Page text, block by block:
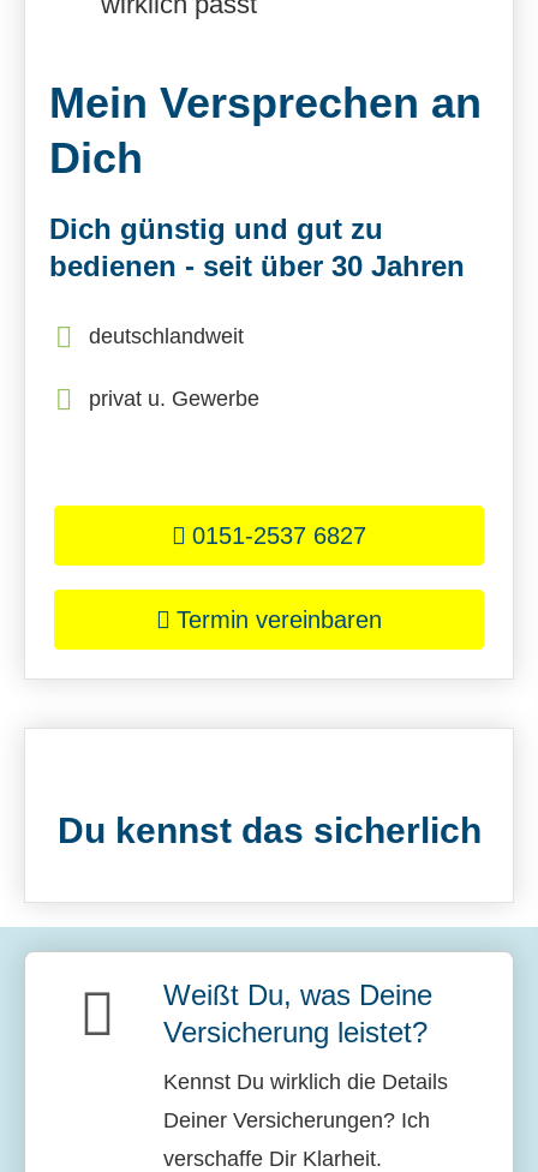
Mein Versprechen an
Dich
Dich günstig und gut zu
bedienen - seit über 30 Jahren
deutschlandweit
privat u. Gewerbe
0151-2537 6827
Termin ver­ein­baren
Du kennst das sicherlich
Weißt Du, was Deine
Versicherung leistet?
Kennst Du wirklich die Details
Deiner Versicherungen? Ich
verschaffe Dir Klarheit.